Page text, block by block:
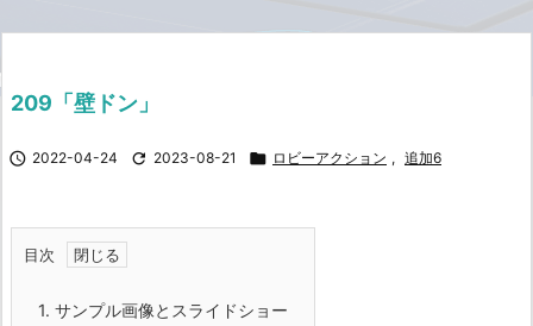

209「壁ドン」
 2022-04-24  2023-08-21  ロビーアクション , 追加6
目次
1. サンプル画像とスライドショー